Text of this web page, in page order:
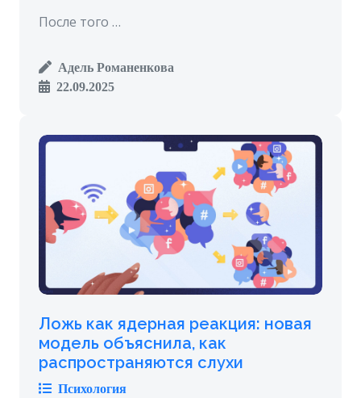
После того …
Адель Романенкова
22.09.2025
Ложь как ядерная реакция: новая
модель объяснила, как
распространяются слухи
Психология